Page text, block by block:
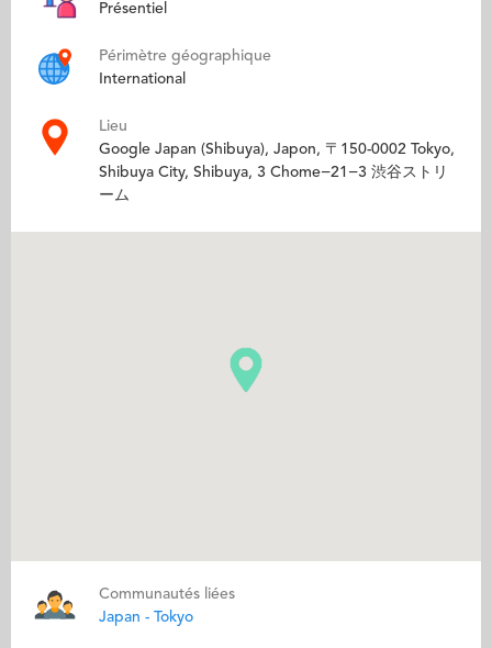
Présentiel
Périmètre géographique
International
Lieu
Google Japan (Shibuya), Japon, 〒150-0002 Tokyo,
Shibuya City, Shibuya, 3 Chome−21−3 渋谷ストリ
ーム
Communautés liées
Japan - Tokyo